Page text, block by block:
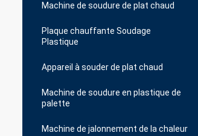
Machine de soudure de plat chaud
Plaque chauffante Soudage
Plastique
Appareil à souder de plat chaud
Machine de soudure en plastique de
palette
Machine de jalonnement de la chaleur